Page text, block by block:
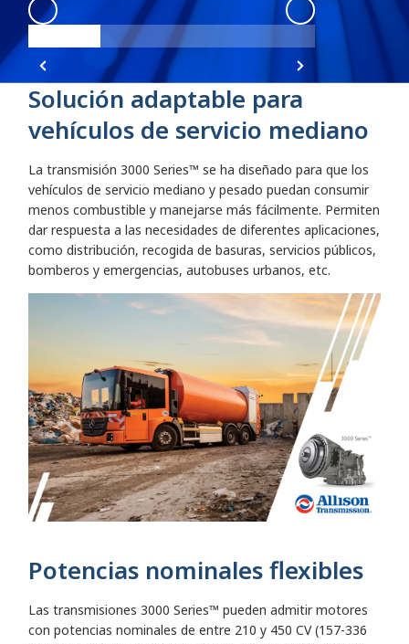
3000: 3000 Angle 1 3000 3000
Solución adaptable para
vehículos de servicio mediano
La transmisión 3000 Series™ se ha diseñado para que los
vehículos de servicio mediano y pesado puedan consumir
menos combustible y manejarse más fácilmente. Permiten
dar respuesta a las necesidades de diferentes aplicaciones,
como distribución, recogida de basuras, servicios públicos,
bomberos y emergencias, autobuses urbanos, etc.
Potencias nominales flexibles
Las transmisiones 3000 Series™ pueden admitir motores
con potencias nominales de entre 210 y 450 CV (157-336